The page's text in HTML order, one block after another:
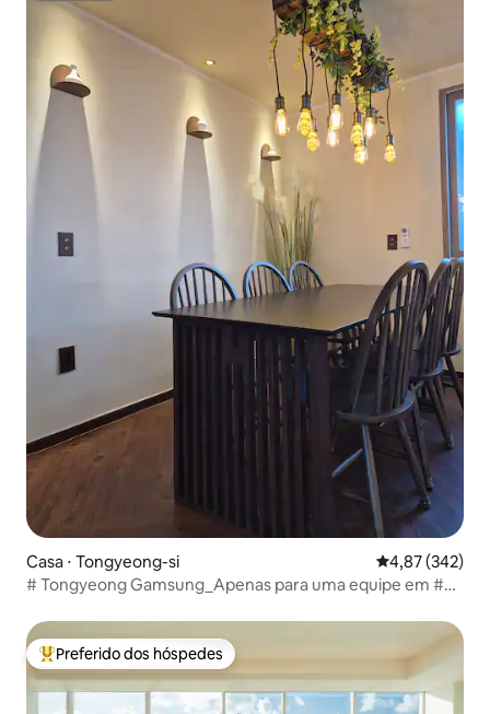
Casa ⋅ Tongyeong-si 4,87 de uma
4,87 (342)
# Tongyeong Gamsung_Apenas para uma equipe em #
Car 2-3 minutos de carro
Entre os melhores preferidos dos hóspedes
Preferido dos hóspedes